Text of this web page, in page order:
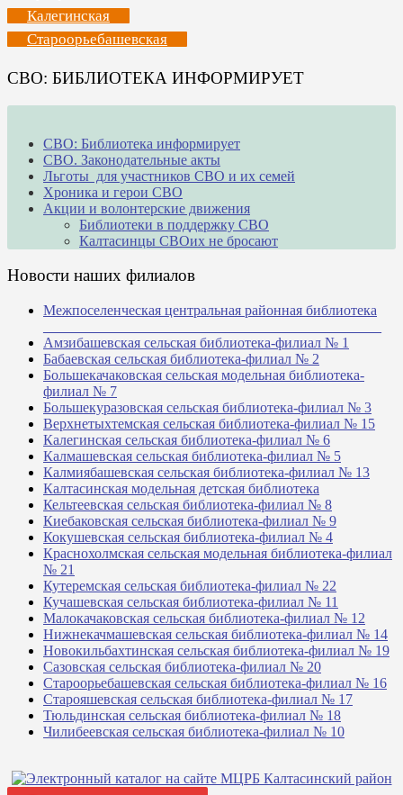
Калегинская
Староорьебашевская
СВО: БИБЛИОТЕКА ИНФОРМИРУЕТ
СВО: Библиотека информирует
СВО. Законодательные акты
Льготы для участников СВО и их семей
Хроника и герои СВО
Акции и волонтерские движения
Библиотеки в поддержку СВО
Калтасинцы СВОих не бросают
Новости наших филиалов
Межпоселенческая центральная районная библиотека
Амзибашевская сельская библиотека-филиал № 1
Бабаевская сельская библиотека-филиал № 2
Большекачаковская сельская модельная библиотека-
филиал № 7
Большекуразовская сельская библиотека-филиал № 3
Верхнетыхтемская сельская библиотека-филиал № 15
Калегинская сельская библиотека-филиал № 6
Калмашевская сельская библиотека-филиал № 5
Калмиябашевская сельская библиотека-филиал № 13
Калтасинская модельная детская библиотека
Кельтеевская сельская библиотека-филиал № 8
Киебаковская сельская библиотека-филиал № 9
Кокушевская сельская библиотека-филиал № 4
Краснохолмская сельская модельная библиотека-филиал
№ 21
Кутеремская сельская библиотека-филиал № 22
Кучашевская сельская библиотека-филиал № 11
Малокачаковская сельская библиотека-филиал № 12
Нижнекачмашевская сельская библиотека-филиал № 14
Новокильбахтинская сельская библиотека-филиал № 19
Сазовская сельская библиотека-филиал № 20
Староорьебашевская сельская библиотека-филиал № 16
Старояшевская сельская библиотека-филиал № 17
Тюльдинская сельская библиотека-филиал № 18
Чилибеевская сельская библиотека-филиал № 10